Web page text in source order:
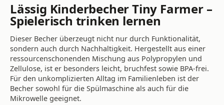
Lässig Kinderbecher Tiny Farmer –
Spielerisch trinken lernen
Dieser Becher überzeugt nicht nur durch Funktionalität,
sondern auch durch Nachhaltigkeit. Hergestellt aus einer
ressourcenschonenden Mischung aus Polypropylen und
Zellulose, ist er besonders leicht, bruchfest sowie BPA-frei.
Für den unkomplizierten Alltag im Familienleben ist der
Becher sowohl für die Spülmaschine als auch für die
Mikrowelle geeignet.